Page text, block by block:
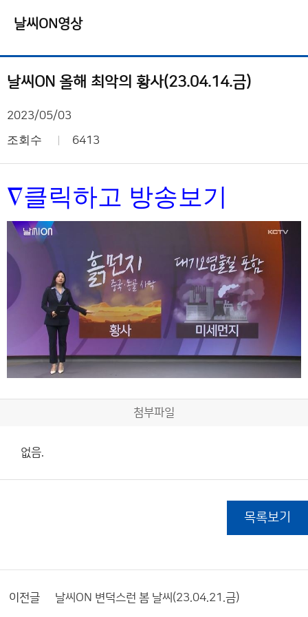
날씨ON영상
날씨ON 올해 최악의 황사(23.04.14.금)
2023/05/03
조회수 6413
∇클릭하고 방송보기
첨부파일
없음.
목록보기
이전글 날씨ON 변덕스런 봄 날씨(23.04.21.금)